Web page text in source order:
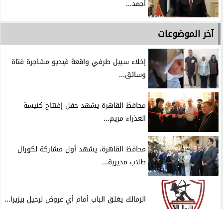
أحمد...
آخر الموضوعات
إخلاء سبيل طرفي واقعة فيديو مشاجرة فتاة
وسائق...
محافظ القاهرة يشهد حفل إفتتاح كنيسة
العذراء مريم...
محافظ القاهرة، يشهد أول مشاركة لكورال
طلاب مديرية...
الزمالك يغلق الباب أمام أي عروض لرحيل بيزيرا...